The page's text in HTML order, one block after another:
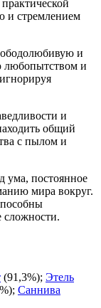
и стремлением
и
любопытством и
и
общий
с пылом и
ума, постоянное
мира вокруг.
(91,3%); Этель
Саннива